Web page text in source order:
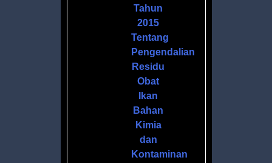
Tahun
2015
Tentang
Pengendalian
Residu
Obat
Ikan
Bahan
Kimia
dan
Kontaminan